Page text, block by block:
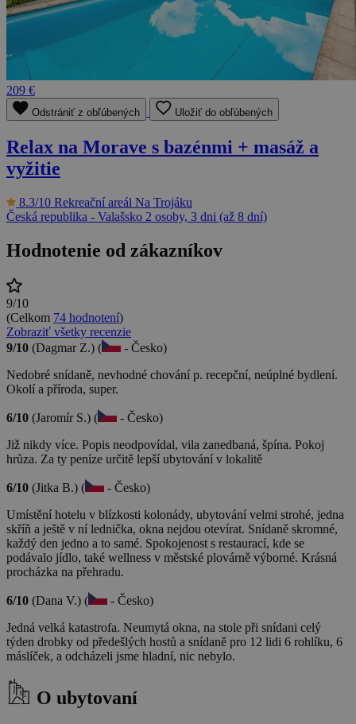
209 €
Odstrániť z obľúbených Uložiť do obľúbených
Relax na Morave s bazénmi + masáž a
vyžitie
8.3/10 Rekreační areál Na Trojáku
Česká republika - Valašsko 2 osoby, 3 dni (až 8 dní)
Hodnotenie od zákazníkov
9/10
(Celkom 74 hodnotení)
Zobraziť všetky recenzie
9/10 (Dagmar Z.) (
- Česko)
Nedobré snídaně, nevhodné chování p. recepční, neúplné bydlení.
Okolí a příroda, super.
6/10 (Jaromír S.) (
- Česko)
Již nikdy více. Popis neodpovídal, vila zanedbaná, špína. Pokoj
hrůza. Za ty peníze určitě lepší ubytování v lokalitě
6/10 (Jitka B.) (
- Česko)
Umístění hotelu v blízkosti kolonády, ubytování velmi strohé, jedna
skříň a ještě v ní lednička, okna nejdou otevírat. Snídaně skromné,
každý den jedno a to samé. Spokojenost s restaurací, kde se
podávalo jídlo, také wellness v městské plovárně výborné. Krásná
procházka na přehradu.
6/10 (Dana V.) (
- Česko)
Jedná velká katastrofa. Neumytá okna, na stole při snídani celý
týden drobky od předešlých hostů a snídaně pro 12 lidi 6 rohlíku, 6
máslíček, a odcházeli jsme hladní, nic nebylo.
O ubytovaní